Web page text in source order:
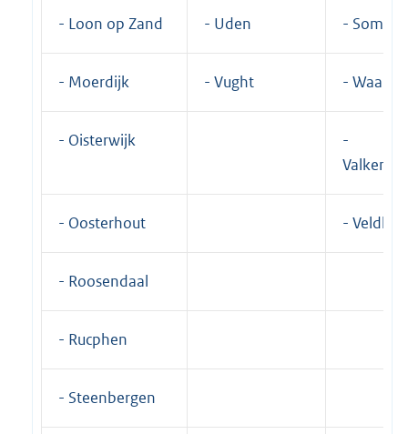
- Loon op Zand - Uden -
- Moerdijk - Vught - Waalre
- Oisterwijk
-
- Oosterhout -
- Roosendaal
- Rucphen
- Steenbergen